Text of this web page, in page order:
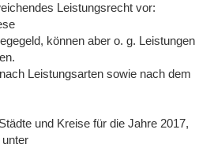
Leistungsrecht vor:
können aber o. g. Leistungen
Leistungsarten sowie nach dem
und Kreise für die Jahre 2017,
unter